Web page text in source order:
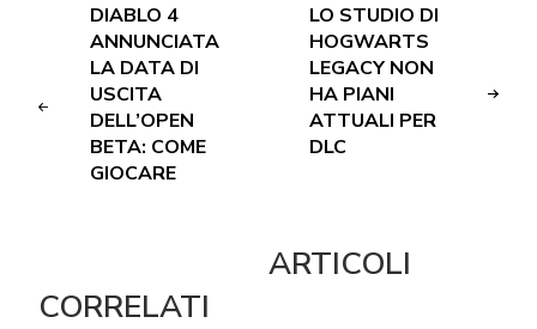
DIABLO 4
ANNUNCIATA
LA DATA DI
USCITA
DELL’OPEN
BETA: COME
GIOCARE
LO STUDIO DI
HOGWARTS
LEGACY NON
HA PIANI
ATTUALI PER
DLC
ARTICOLI
CORRELATI